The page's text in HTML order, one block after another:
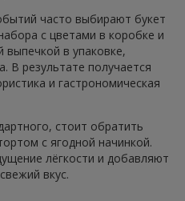
часто выбирают букет
с цветами в коробке и
выпечкой в упаковке,
В результате получается
и гастрономическая
стоит обратить
с ягодной начинкой.
лёгкости и добавляют
вкус.